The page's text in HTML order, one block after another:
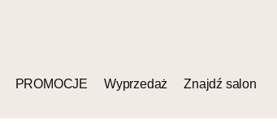
PROMOCJE Wyprzedaż Znajdź salon